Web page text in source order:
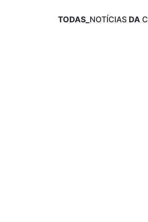
TODAS_ NOTÍCIAS DA